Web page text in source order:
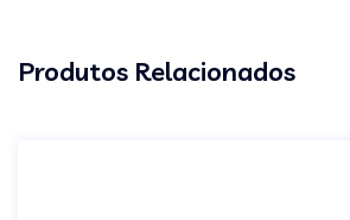
Produtos Relacionados